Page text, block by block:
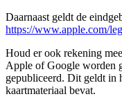
Daarnaast geldt de
https://www.apple.com/
Houd er ook rekening
Apple of Google worden
gepubliceerd. Dit geldt in
kaartmateriaal bevat.